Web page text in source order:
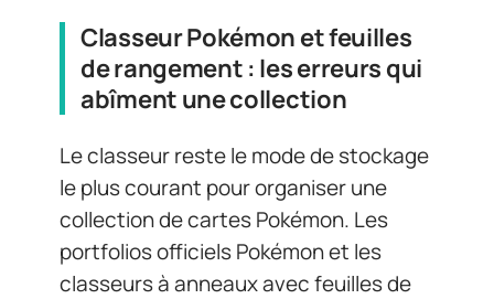
Classeur Pokémon et feuilles
de rangement : les erreurs qui
abîment une collection
Le classeur reste le mode de stockage
le plus courant pour organiser une
collection de cartes Pokémon. Les
portfolios officiels Pokémon et les
classeurs à anneaux avec feuilles de